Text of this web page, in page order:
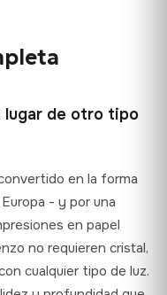
plazo de 48 horas y
nuestra garantía
legal.
lugar de otro tipo
en la forma
- y por una
en papel
no requieren cristal,
cualquier tipo de luz.